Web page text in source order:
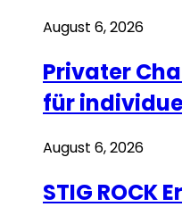
August 6, 2026
Privater
für
August 6, 2026
STIG ROCK